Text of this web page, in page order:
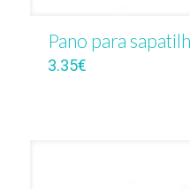
Pano para
3.35€